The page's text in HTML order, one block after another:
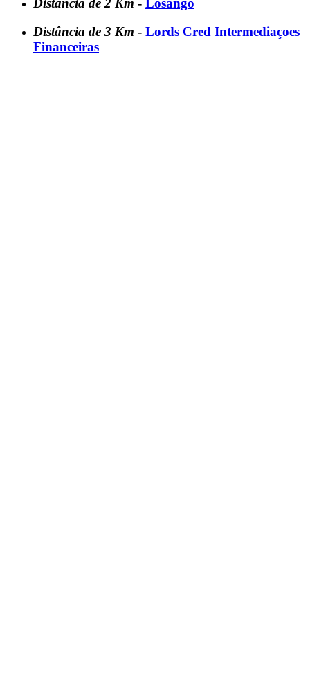
Distância de 2 Km -
Losango
Distância de 3 Km - Lords Cred Intermediaçoes
Financeiras